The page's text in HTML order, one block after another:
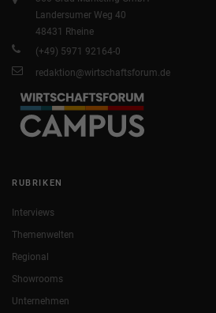
Landersumer Weg 40
48431 Rheine
(+49) 5971 92164-0
redaktion@wirtschaftsforum.de
RUBRIKEN
Interviews
Themenwelten
Regional
Showrooms
Unternehmen